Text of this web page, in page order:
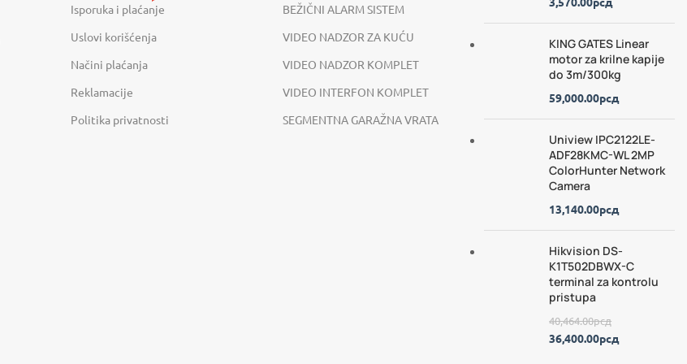
Isporuka i plaćanje
Uslovi korišćenja
Načini plaćanja
Reklamacije
Politika privatnosti
BEŽIČNI ALARM SISTEM
VIDEO NADZOR ZA KUĆU
VIDEO NADZOR KOMPLET
VIDEO INTERFON KOMPLET
SEGMENTNA GARAŽNA VRATA
KING GATES Linear
motor za krilne kapije
do 3m/300kg
59,000.00рсд
Uniview IPC2122LE-
ADF28KMC-WL 2MP
ColorHunter Network
Camera
13,140.00рсд
Hikvision DS-
K1T502DBWX-C
terminal za kontrolu
pristupa
40,464.00рсд
36,400.00рсд